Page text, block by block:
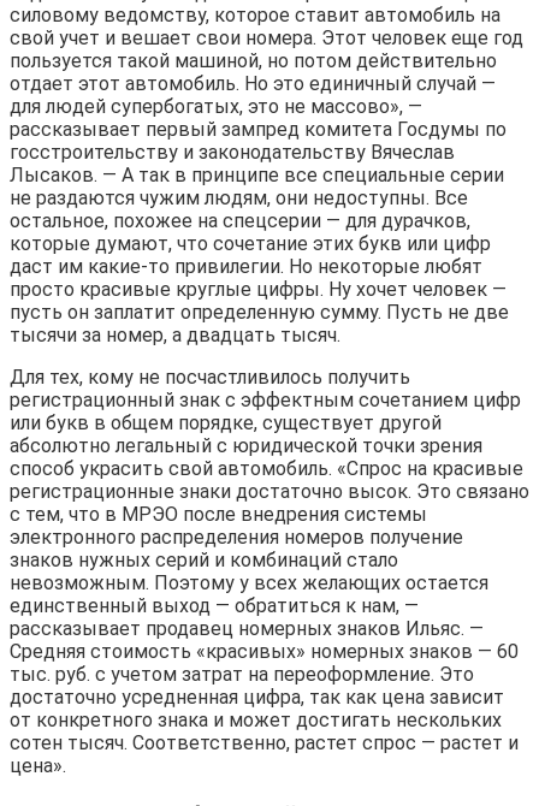
силовому ведомству, которое ставит автомобиль на
свой учет и вешает свои номера. Этот человек еще год
пользуется такой машиной, но потом действительно
отдает этот автомобиль. Но это единичный случай —
для людей супербогатых, это не массово», —
рассказывает первый зампред комитета Госдумы по
госстроительству и законодательству Вячеслав
Лысаков. — А так в принципе все специальные серии
не раздаются чужим людям, они недоступны. Все
остальное, похожее на спецсерии — для дурачков,
которые думают, что сочетание этих букв или цифр
даст им какие-то привилегии. Но некоторые любят
просто красивые круглые цифры. Ну хочет человек —
пусть он заплатит определенную сумму. Пусть не две
тысячи за номер, а двадцать тысяч.
Для тех, кому не посчастливилось получить
регистрационный знак с эффектным сочетанием цифр
или букв в общем порядке, существует другой
абсолютно легальный с юридической точки зрения
способ украсить свой автомобиль. «Спрос на красивые
регистрационные знаки достаточно высок. Это связано
с тем, что в МРЭО после внедрения системы
электронного распределения номеров получение
знаков нужных серий и комбинаций стало
невозможным. Поэтому у всех желающих остается
единственный выход — обратиться к нам, —
рассказывает продавец номерных знаков Ильяс. —
Средняя стоимость «красивых» номерных знаков — 60
тыс. руб. с учетом затрат на переоформление. Это
достаточно усредненная цифра, так как цена зависит
от конкретного знака и может достигать нескольких
сотен тысяч. Соответственно, растет спрос — растет и
цена».